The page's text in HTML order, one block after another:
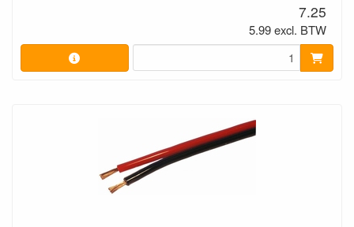
7.25
5.99 excl. BTW